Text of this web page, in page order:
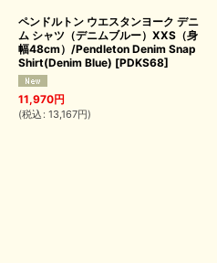
ペンドルトン ウエスタンヨーク デニ
ム シャツ（デニムブルー）XXS（身
幅48cm）/Pendleton Denim Snap
Shirt(Denim Blue) [PDKS68]
11,970円
(税込 : 13,167円)